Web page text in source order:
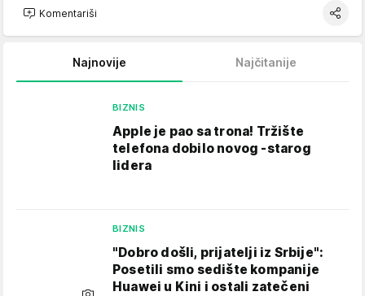
Komentariši
Najnovije Najčitanije
BIZNIS
Apple je pao sa trona! Tržište
telefona dobilo novog -starog
lidera
BIZNIS
"Dobro došli, prijatelji iz Srbije":
Posetili smo sedište kompanije
Huawei u Kini i ostali zatečeni